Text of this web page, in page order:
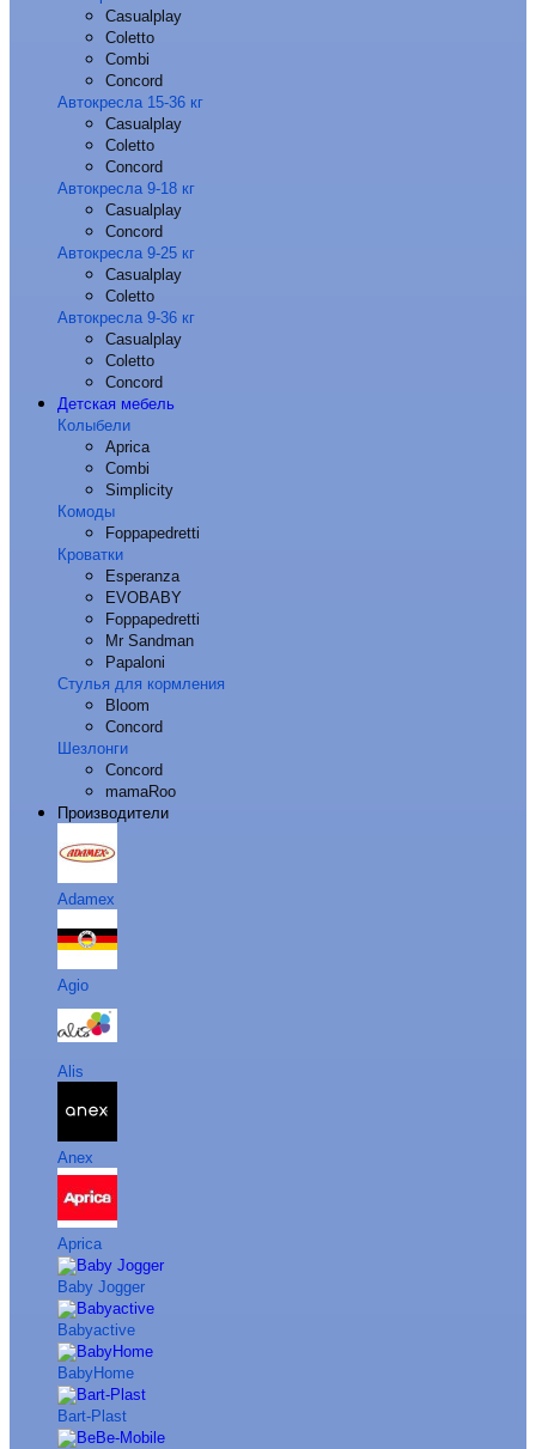
Casualplay
Coletto
Combi
Concord
Автокресла 15-36 кг
Casualplay
Coletto
Concord
Автокресла 9-18 кг
Casualplay
Concord
Автокресла 9-25 кг
Casualplay
Coletto
Автокресла 9-36 кг
Casualplay
Coletto
Concord
Детская мебель
Колыбели
Aprica
Combi
Simplicity
Комоды
Foppapedretti
Кроватки
Esperanza
EVOBABY
Foppapedretti
Mr Sandman
Papaloni
Стулья для кормления
Bloom
Concord
Шезлонги
Concord
mamaRoo
Производители
Adamex
Agio
Alis
Anex
Aprica
Baby Jogger
Babyactive
BabyHome
Bart-Plast